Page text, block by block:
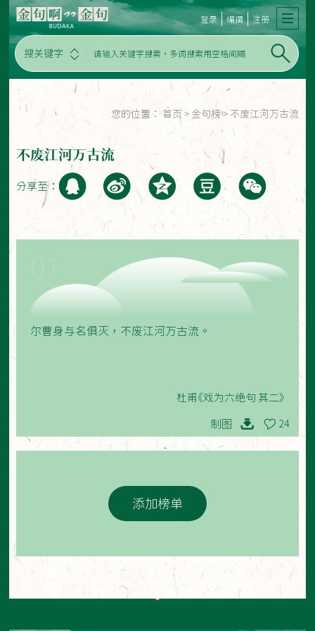
搜关键字
登录 编撰 注册
您的位置： 首页 > 金句榜 > 不废江河万古流
不废江河万古流
分享至：
尔曹身与名俱灭，不废江河万古流。
杜甫《戏为六绝句 其二》
制图 24
添加榜单